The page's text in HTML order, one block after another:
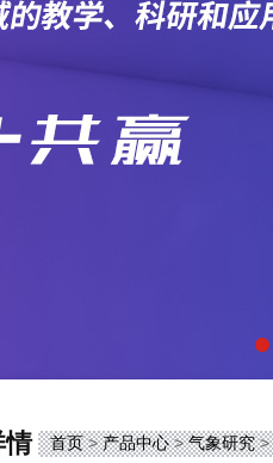
情 首页>产品中心>气象研究>